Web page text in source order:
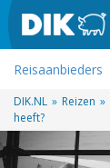
Reisaanbieders
DIK.NL » Reizen »
heeft?